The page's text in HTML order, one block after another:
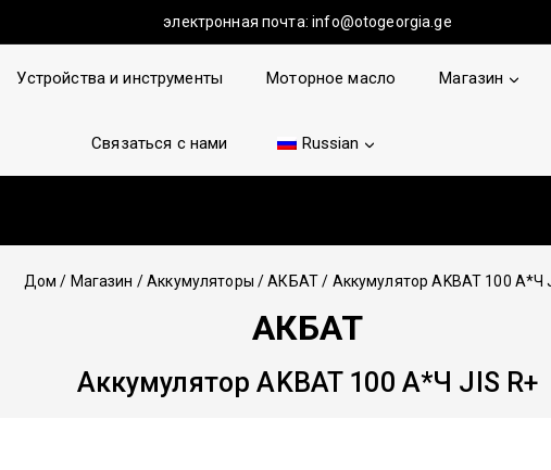
электронная почта:info@otogeorgia.ge
Устройства и инструменты Моторное масло Магазин
Связаться с нами Russian
Дом / Магазин /Аккумуляторы / АКБАТ / Аккумулятор AKBAT 100 А*Ч
АКБАТ
Аккумулятор AKBAT 100 А*Ч JIS R+